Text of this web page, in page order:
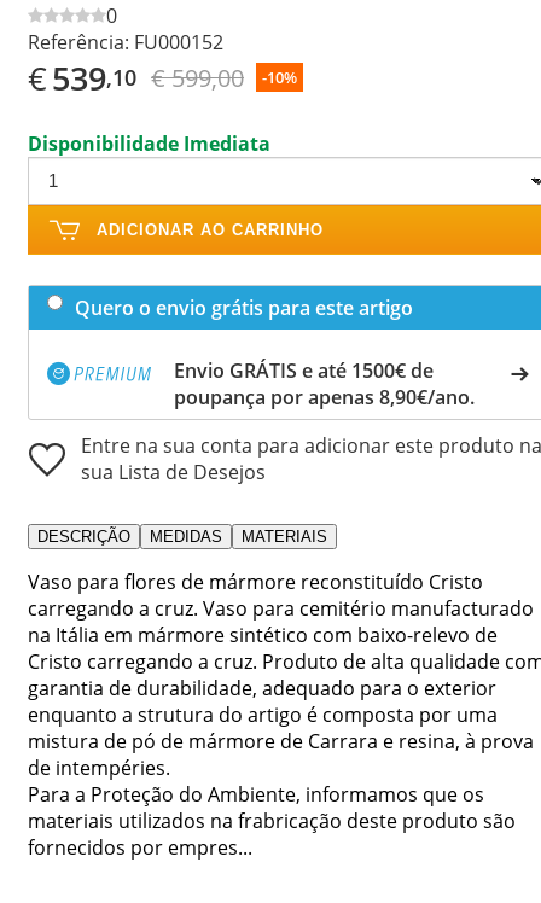
0
Referência: FU000152
€539,10 € 599,00 -10%
Disponibilidade Imediata
ADICIONAR AO CARRINHO
Quero o envio grátis para este artigo
Envio GRÁTIS e até 1500€ de
poupança por apenas 8,90€/ano.
Entre na sua conta para adicionar este produto na
sua Lista de Desejos
DESCRIÇÃO MEDIDAS MATERIAIS
Vaso para flores de mármore reconstituído Cristo
carregando a cruz. Vaso para cemitério manufacturado
na Itália em mármore sintético com baixo-relevo de
Cristo carregando a cruz. Produto de alta qualidade
garantia de durabilidade, adequado para o exterior
enquanto a strutura do artigo é composta por uma
mistura de pó de mármore de Carrara e resina, à prova
de intempéries.
Para a Proteção do Ambiente, informamos que os
materiais utilizados na frabricação deste produto são
fornecidos por empres...